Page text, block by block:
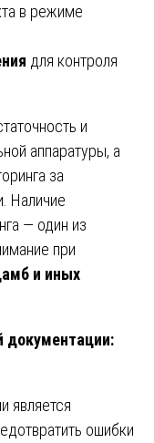
в режиме
для контроля
и
аппаратуры, а
за
Наличие
— один из
при
и иных
документации:
является
ошибки